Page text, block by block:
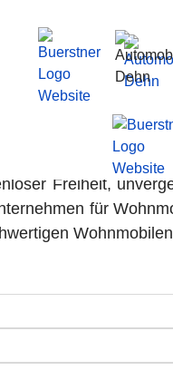
bei deinem
Freiheit,
für